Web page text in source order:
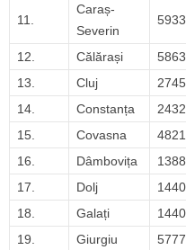
11.
Caraș-
Severin
5933
12. Călărași 5863
13.
Cluj
14.
Constanța
15.
Covasna 4821
16.
Dâmbovița
17.
Dolj
18.
Galați
19.
Giurgiu 5777